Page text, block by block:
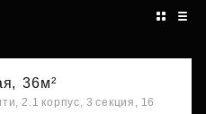
36м²
2.1 корпус, 3 секция, 16